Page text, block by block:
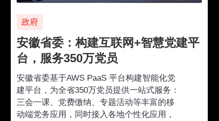
政府
安徽省委：构建互联网+智慧党建平
台，服务350万党员
安徽省委基于AWS PaaS 平台构建智能化党
建平台，为全省350万党员提供一站式服务：
三会一课、党费缴纳、专题活动等丰富的移
动端党务应用，同时接入各地个性化应用，